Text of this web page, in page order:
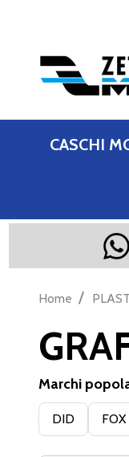
CASCHI
Home /
Filter
By
Marchi
DID FOX